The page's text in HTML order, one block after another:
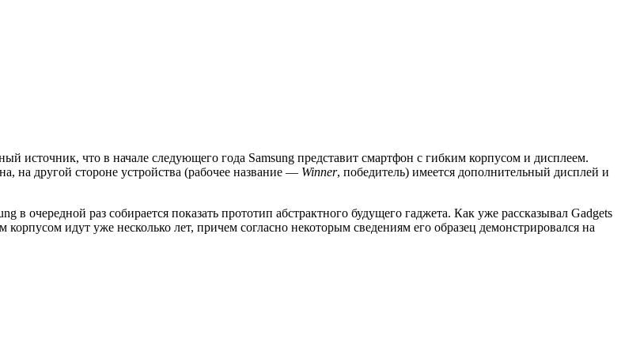
источник, что в начале следующего года Samsung представит смартфон с гибким корпусом и дисплеем.
на другой стороне устройства (рабочее название — Winner, победитель) имеется дополнительный дисплей и
в очередной раз собирается показать прототип абстрактного будущего гаджета. Как уже рассказывал Gadgets
идут уже несколько лет, причем согласно некоторым сведениям его образец демонстрировался на